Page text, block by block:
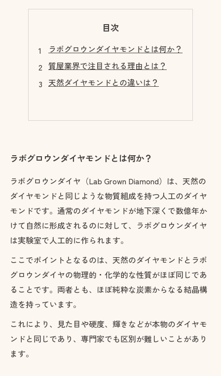
目次
ラボグロウンダイヤモンドとは何か？
質屋業界で注目される理由とは？
天然ダイヤモンドとの違いは？
ラボグロウンダイヤモンドとは何か？
ラボグロウンダイヤ（Lab Grown Diamond）は、天然の
ダイヤモンドと同じような物質組成を持つ人工のダイヤ
モンドです。通常のダイヤモンドが地下深くで数億年か
けて自然に形成されるのに対して、ラボグロウンダイヤ
は実験室で人工的に作られます。
ここでポイントとなるのは、天然のダイヤモンドとラボ
グロウンダイヤの物理的・化学的な性質がほぼ同じであ
ることです。両者とも、ほぼ純粋な炭素からなる結晶構
造を持っています。
これにより、見た目や硬度、輝きなどが本物のダイヤモ
ンドと同じであり、専門家でも区別が難しいことがあり
ます。